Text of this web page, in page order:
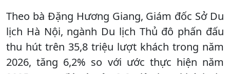
Theo bà Đặng Hương Giang, Giám đốc Sở Du
lịch Hà Nội, ngành Du lịch Thủ đô phấn đấu
thu hút trên 35,8 triệu lượt khách trong năm
2026, tăng 6,2% so với ước thực hiện năm